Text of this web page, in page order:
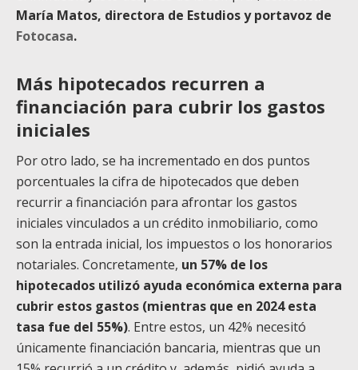
María Matos, directora de Estudios y portavoz de
Fotocasa.
Más hipotecados recurren a
financiación para cubrir los gastos
iniciales
Por otro lado, se ha incrementado en dos puntos
porcentuales la cifra de hipotecados que deben
recurrir a financiación para afrontar los gastos
iniciales vinculados a un crédito inmobiliario, como
son la entrada inicial, los impuestos o los honorarios
notariales. Concretamente, un 57% de los
hipotecados utilizó ayuda económica externa para
cubrir estos gastos (mientras que en 2024 esta
tasa fue del 55%). Entre estos, un 42% necesitó
únicamente financiación bancaria, mientras que un